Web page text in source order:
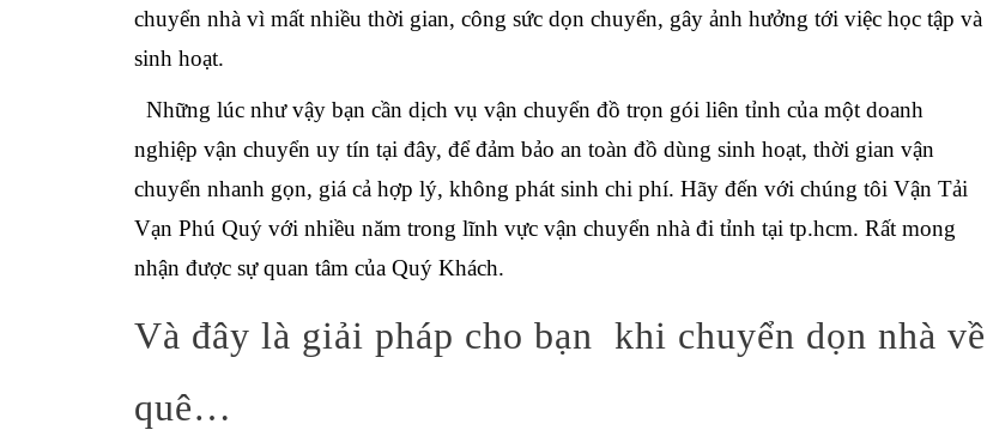
chuyển nhà vì mất nhiều thời gian, công sức dọn chuyển, gây ảnh hưởng tới việc học tập và
sinh hoạt.
Những lúc như vậy bạn cần dịch vụ vận chuyển đồ trọn gói liên tỉnh của một doanh
nghiệp vận chuyển uy tín tại đây, để đảm bảo an toàn đồ dùng sinh hoạt, thời gian vận
chuyển nhanh gọn, giá cả hợp lý, không phát sinh chi phí. Hãy đến với chúng tôi Vận Tải
Vạn Phú Quý với nhiều năm trong lĩnh vực vận chuyển nhà đi tỉnh tại tp.hcm. Rất mong
nhận được sự quan tâm của Quý Khách.
Và đây là giải pháp cho bạn khi chuyển dọn nhà về
quê…